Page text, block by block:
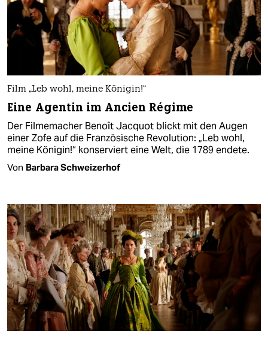
Film „Leb wohl, meine Königin!“
Eine Agentin im Ancien Régime
Der Filmemacher Benoît Jacquot blickt mit den Augen
einer Zofe auf die Französische Revolution: „Leb wohl,
meine Königin!“ konserviert eine Welt, die 1789 endete.
Von Barbara Schweizerhof